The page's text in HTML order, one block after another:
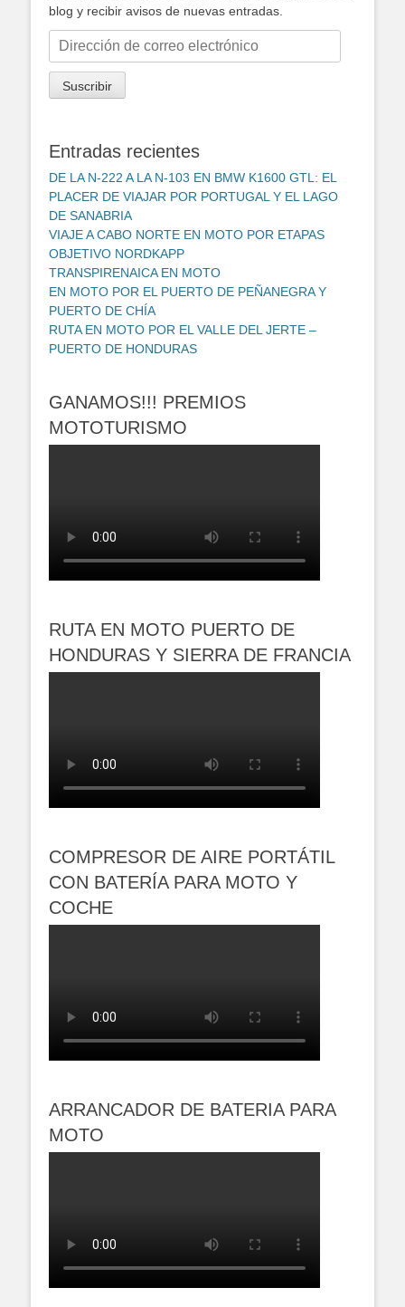
blog y recibir avisos de nuevas entradas.
Dirección
correo
electrónico
Suscribir
Entradas recientes
DE LA N-222 A LA N-103 EN BMW K1600 GTL: EL
PLACER DE VIAJAR POR PORTUGAL Y EL LAGO
DE SANABRIA
VIAJE A CABO NORTE EN MOTO POR ETAPAS
OBJETIVO NORDKAPP
TRANSPIRENAICA EN MOTO
EN MOTO POR EL PUERTO DE PEÑANEGRA Y
PUERTO DE CHÍA
RUTA EN MOTO POR EL VALLE DEL JERTE –
PUERTO DE HONDURAS
GANAMOS!!! PREMIOS
MOTOTURISMO
RUTA EN MOTO PUERTO DE
HONDURAS Y SIERRA DE FRANCIA
COMPRESOR DE AIRE PORTÁTIL
CON BATERÍA PARA MOTO Y
COCHE
ARRANCADOR DE BATERIA PARA
MOTO